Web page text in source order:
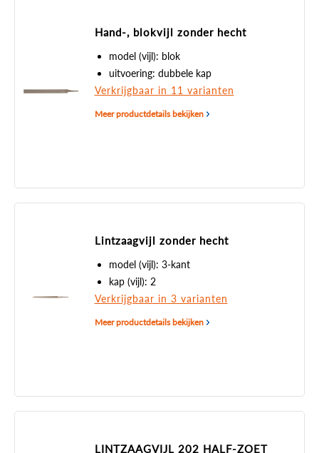
Hand-, blokvijl zonder hecht
model (vijl): blok
uitvoering: dubbele kap
Verkrijgbaar in 11 varianten
Meer productdetails bekijken
Lintzaagvijl zonder hecht
model (vijl): 3-kant
kap (vijl): 2
Verkrijgbaar in 3 varianten
Meer productdetails bekijken
LINTZAAGVIJL 202 HALF-ZOET